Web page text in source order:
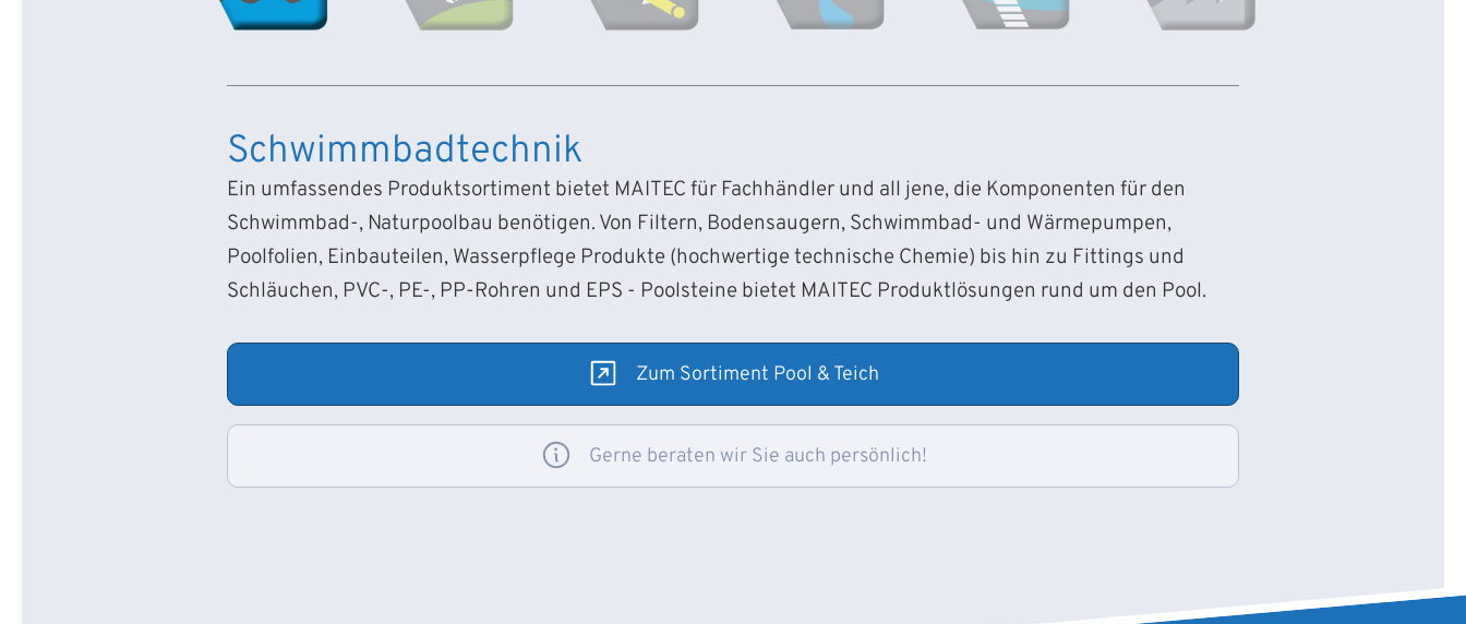
Schwimmbadtechnik
Ein umfassendes Produktsortiment bietet MAITEC für Fachhändler und all jene, die Komponenten für den
Schwimmbad-, Naturpoolbau benötigen. Von Filtern, Bodensaugern, Schwimmbad- und Wärmepumpen,
Poolfolien, Einbauteilen, Wasserpflege Produkte (hochwertige technische Chemie) bis hin zu Fittings und
Schläuchen, PVC-, PE-, PP-Rohren und EPS - Poolsteine bietet MAITEC Produktlösungen rund um den Pool.
Zum Sortiment Pool & Teich
Gerne beraten wir Sie auch persönlich!